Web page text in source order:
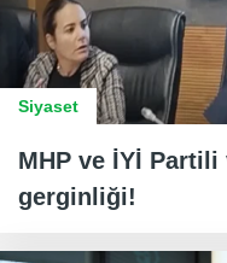
Siyaset
MHP ve İYİ
gerginliği!